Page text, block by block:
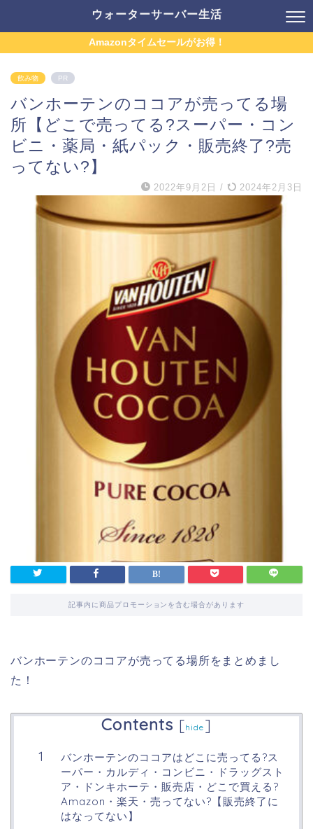
ウォーターサーバー生活
Amazonタイムセールがお得！
飲み物 PR
バンホーテンのココアが売ってる場
所【どこで売ってる?スーパー・コン
ビニ・薬局・紙パック・販売終了?売
ってない?】
2022年9月2日 / 2024年2月3日
記事内に商品プロモーションを含む場合があります
バンホーテンのココアが売ってる場所をまとめまし
た！
Contents [hide ]
バンホーテンのココアはどこに売ってる?ス
ーパー・カルディ・コンビニ・ドラッグスト
ア・ドンキホーテ・販売店・どこで買える?
Amazon・楽天・売ってない?【販売終了に
はなってない】